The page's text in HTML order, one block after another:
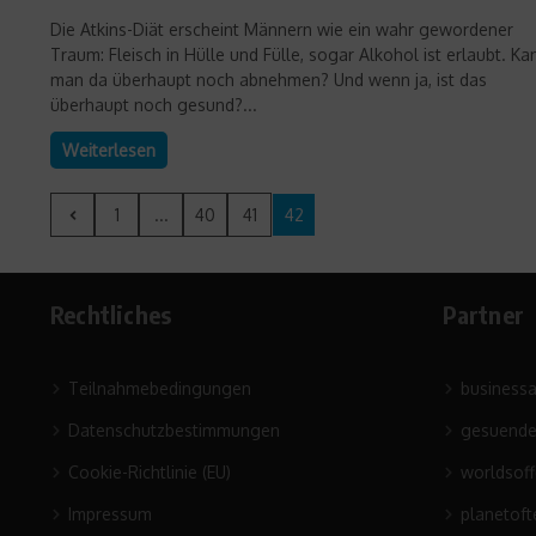
Die Atkins-Diät erscheint Männern wie ein wahr gewordener
Traum: Fleisch in Hülle und Fülle, sogar Alkohol ist erlaubt.
man da überhaupt noch abnehmen? Und wenn ja, ist das
überhaupt noch gesund?...
Weiterlesen
1 ... 40 41 42
Rechtliches
Teilnahmebedingungen
Datenschutzbestimmungen
Cookie-Richtlinie (EU)
Impressum
Partner